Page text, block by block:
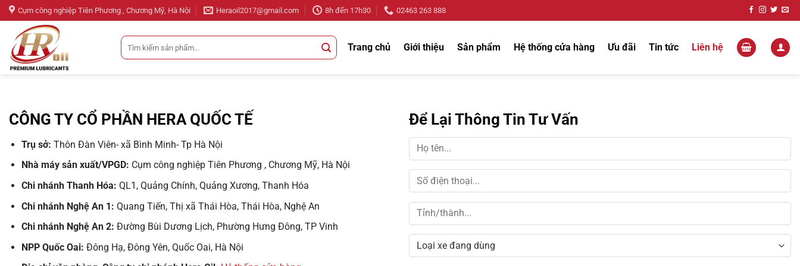
Bỏ
qua
dung
Cụm công nghiệp Tiên Phương , Chương Mỹ, Hà Nội Heraoil2017@gmail.com 8h đến 17h30 02463 263 888
Tìm
kiếm:
Trang chủ Giới thiệu Sản phẩm Hệ thống cửa hàng Ưu đãi Tin tức Liên hệ
CÔNG TY CỔ PHẦN HERA QUỐC TẾ
Trụ sở: Thôn Đàn Viên- xã Bình Minh- Tp Hà Nội
Nhà máy sản xuất/VPGD: Cụm công nghiệp Tiên Phương , Chương Mỹ, Hà Nội
Chi nhánh Thanh Hóa: QL1, Quảng Chính, Quảng Xương, Thanh Hóa
Chi nhánh Nghệ An 1: Quang Tiến, Thị xã Thái Hòa, Thái Hòa, Nghệ An
Chi nhánh Nghệ An 2: Đường Bùi Dương Lịch, Phường Hưng Đông, TP Vinh
NPP Quốc Oai: Đông Hạ, Đông Yên, Quốc Oai, Hà Nội
Để Lại Thông Tin Tư Vấn